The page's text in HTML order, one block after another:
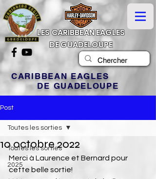
LES CARIBBEAN EAGLES
DE GUADELOUPE
CARIBBEAN EAGLES
DE GUADELOUPE
Post
Toutes les sorties
2025
Toutes les sorties
10 octobre 2022
Merci à Laurence et Bernard pour
cette belle sortie!